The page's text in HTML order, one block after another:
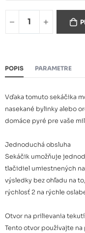
POPIS PARAMETRE
Vďaka tomuto sekáčika
nasekané bylinky alebo
domáce pyré pre vaše
Jednoduchá obsluha
Sekáčik umožňuje
tlačidiel umiestnených
výsledky bez ohľadu na
rýchlosť 2 na rýchle
Otvor na prilievania
Tento otvor používajte